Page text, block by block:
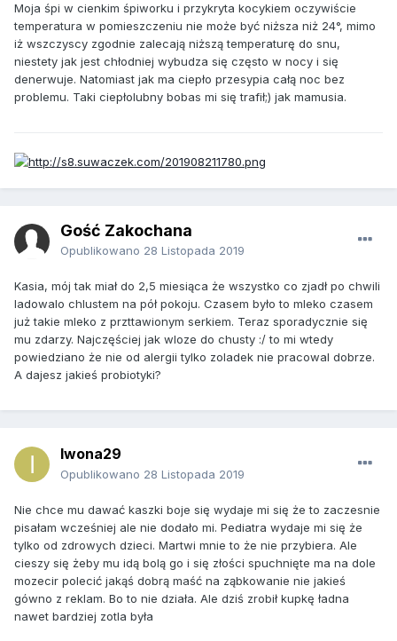
Moja śpi w cienkim śpiworku i przykryta kocykiem oczywiście
temperatura w pomieszczeniu nie może być niższa niż 24°, mimo
iż wszczyscy zgodnie zalecają niższą temperaturę do snu,
niestety jak jest chłodniej wybudza się często w nocy i się
denerwuje. Natomiast jak ma ciepło przesypia całą noc bez
problemu. Taki ciepłolubny bobas mi się trafił;) jak mamusia.
Gość Zakochana
Opublikowano 28 Listopada 2019
Kasia, mój tak miał do 2,5 miesiąca że wszystko co zjadł po chwili
ladowalo chlustem na pół pokoju. Czasem było to mleko czasem
już takie mleko z przttawionym serkiem. Teraz sporadycznie się
mu zdarzy. Najczęściej jak wloze do chusty :/ to mi wtedy
powiedziano że nie od alergii tylko zoladek nie pracowal dobrze.
A dajesz jakieś probiotyki?
Iwona29
Opublikowano 28 Listopada 2019
Nie chce mu dawać kaszki boje się wydaje mi się że to zaczesnie
pisałam wcześniej ale nie dodało mi. Pediatra wydaje mi się że
tylko od zdrowych dzieci. Martwi mnie to że nie przybiera. Ale
cieszy się żeby mu idą bolą go i się złości spuchnięte ma na dole
mozecir polecić jakąś dobrą maść na ząbkowanie nie jakieś
gówno z reklam. Bo to nie działa. Ale dziś zrobił kupkę ładna
nawet bardziej zotla była